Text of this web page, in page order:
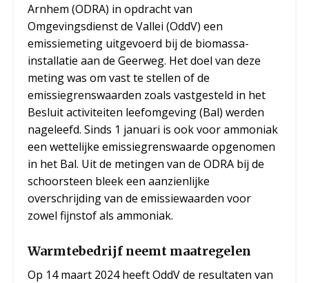
Arnhem (ODRA) in opdracht van
Omgevingsdienst de Vallei (OddV) een
emissiemeting uitgevoerd bij de biomassa-
installatie aan de Geerweg. Het doel van deze
meting was om vast te stellen of de
emissiegrenswaarden zoals vastgesteld in het
Besluit activiteiten leefomgeving (Bal) werden
nageleefd. Sinds 1 januari is ook voor ammoniak
een wettelijke emissiegrenswaarde opgenomen
in het Bal. Uit de metingen van de ODRA bij de
schoorsteen bleek een aanzienlijke
overschrijding van de emissiewaarden voor
zowel fijnstof als ammoniak.
Warmtebedrijf neemt maatregelen
Op 14 maart 2024 heeft OddV de resultaten van